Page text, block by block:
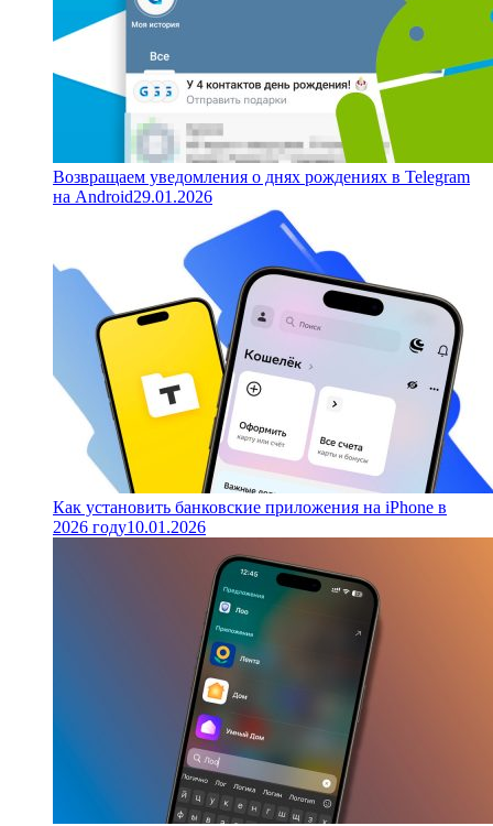
Возвращаем уведомления о днях рождениях в Telegram
на Android29.01.2026
Как установить банковские приложения на iPhone в
2026 году10.01.2026